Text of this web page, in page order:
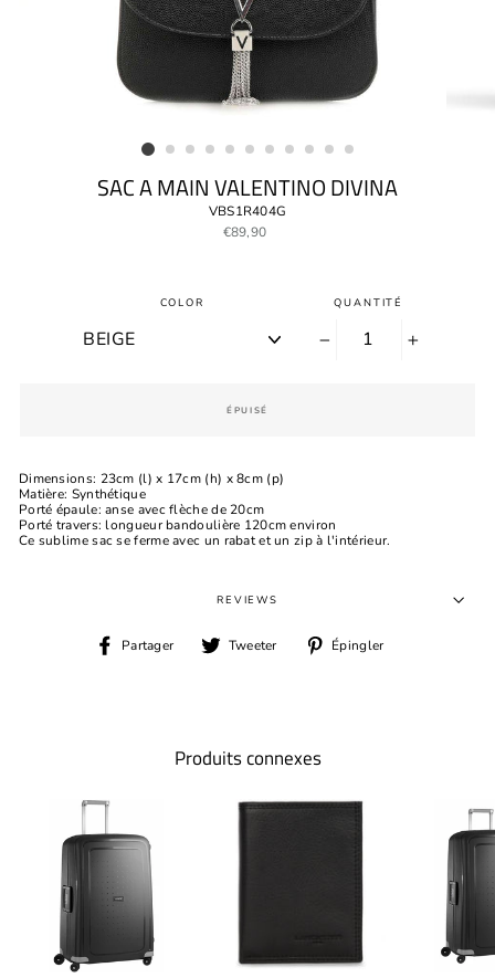
SAC A MAIN VALENTINO DIVINA
VBS1R404G
Prix
€89,90
COLOR QUANTITÉ
+
ÉPUISÉ
Dimensions: 23cm (l) x 17cm (h) x 8cm (p)
Matière: Synthétique
Porté épaule: anse avec flèche de 20cm
Porté travers: longueur bandoulière 120cm environ
Ce sublime sac se ferme avec un rabat et un zip à l'intérieur.
REVIEWS
Partager
PartagerTweeter
TweeterÉpingler
Produits connexes